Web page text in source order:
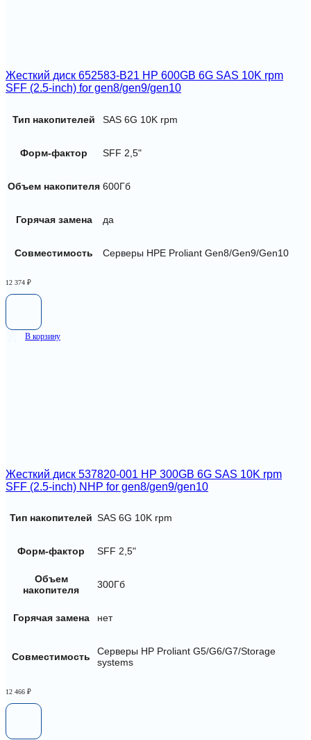
Жесткий диск 652583-B21 HP 600GB 6G SAS 10K rpm
SFF (2.5-inch) for gen8/gen9/gen10
Тип накопителей SAS 6G 10K rpm
Форм-фактор SFF 2,5"
Объем накопителя 600Гб
Горячая замена да
Совместимость Серверы HPE Proliant Gen8/Gen9/Gen10
12 374 ₽
В корзину
Жесткий диск 537820-001 HP 300GB 6G SAS 10K rpm
SFF (2.5-inch) NHP for gen8/gen9/gen10
Тип накопителей SAS 6G 10K rpm
Форм-фактор SFF 2,5"
Объем
накопителя
300Гб
Горячая замена нет
Совместимость
Серверы HP Proliant G5/G6/G7/Storage
systems
12 466 ₽